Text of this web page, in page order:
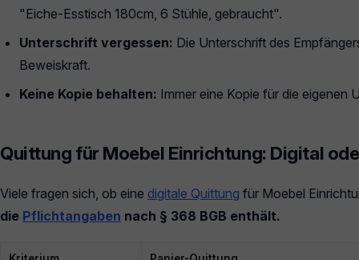
"Eiche-Esstisch 180cm, 6 Stühle, gebraucht".
Unterschrift vergessen: Die Unterschrift des
Beweiskraft.
Keine Kopie behalten: Immer eine Kopie für die eigenen
Quittung für Moebel Einrichtung: Digital
Viele fragen sich, ob eine digitale Quittung für Moebel
die Pflichtangaben nach § 368 BGB enthält.